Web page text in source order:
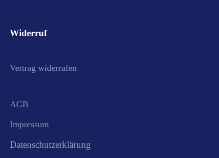
Widerruf
Vertrag widerrufen
AGB
Impressum
Datenschutzerklärung